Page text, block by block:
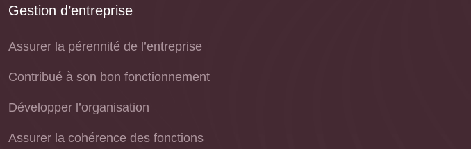
Gestion d’entreprise
Assurer la pérennité de l’entreprise
Contribué à son bon fonctionnement
Développer l’organisation
Assurer la cohérence des fonctions